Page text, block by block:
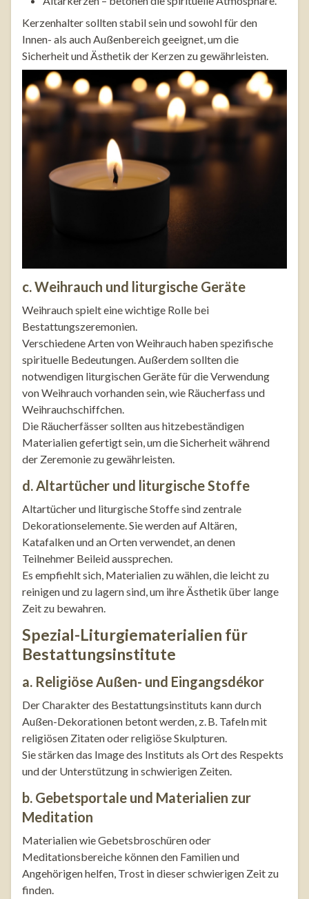
Kerzenhalter sollten stabil sein und sowohl für den
Innen- als auch Außenbereich geeignet, um die
Sicherheit und Ästhetik der Kerzen zu gewährleisten.
c. Weihrauch und liturgische Geräte
Weihrauch spielt eine wichtige Rolle bei
Bestattungszeremonien.
Verschiedene Arten von Weihrauch haben spezifische
spirituelle Bedeutungen. Außerdem sollten die
notwendigen liturgischen Geräte für die Verwendung
von Weihrauch vorhanden sein, wie Räucherfass und
Weihrauchschiffchen.
Die Räucherfässer sollten aus hitzebeständigen
Materialien gefertigt sein, um die Sicherheit während
der Zeremonie zu gewährleisten.
d. Altartücher und liturgische Stoffe
Altartücher und liturgische Stoffe sind zentrale
Dekorationselemente. Sie werden auf Altären,
Katafalken und an Orten verwendet, an denen
Teilnehmer Beileid aussprechen.
Es empfiehlt sich, Materialien zu wählen, die leicht zu
reinigen und zu lagern sind, um ihre Ästhetik über lange
Zeit zu bewahren.
Spezial-Liturgiematerialien für
Bestattungsinstitute
a. Religiöse Außen- und Eingangsdékor
Der Charakter des Bestattungsinstituts kann durch
Außen-Dekorationen betont werden, z. B. Tafeln mit
religiösen Zitaten oder religiöse Skulpturen.
Sie stärken das Image des Instituts als Ort des Respekts
und der Unterstützung in schwierigen Zeiten.
b. Gebetsportale und Materialien zur
Meditation
Materialien wie Gebetsbroschüren oder
Meditationsbereiche können den Familien und
Angehörigen helfen, Trost in dieser schwierigen Zeit zu
finden.